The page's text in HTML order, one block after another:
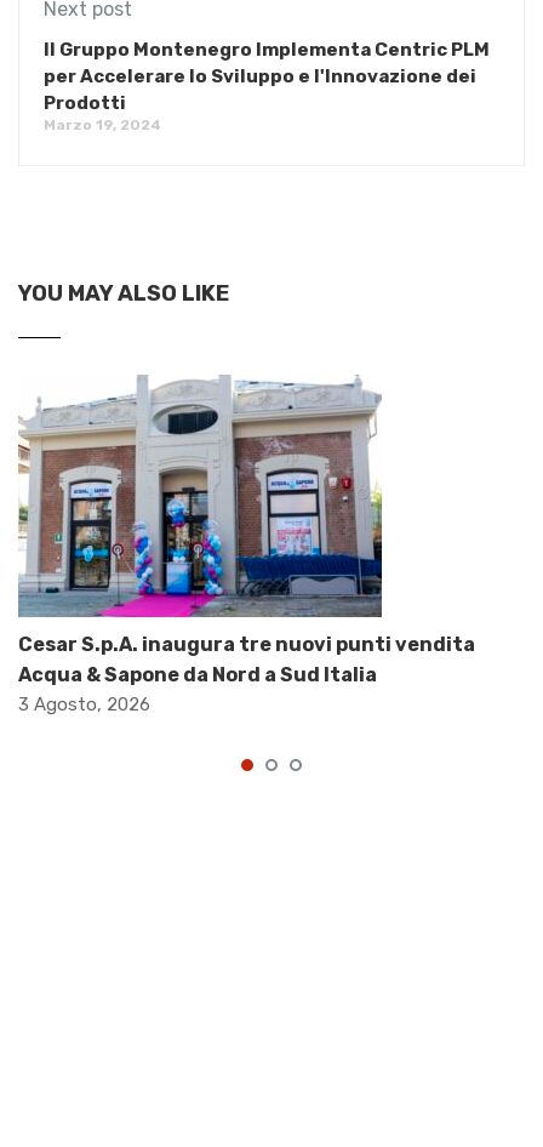
Next post
Il Gruppo Montenegro Implementa Centric PLM
per Accelerare lo Sviluppo e l'Innovazione dei
Prodotti
Marzo 19, 2024
YOU MAY ALSO LIKE
Cesar S.p.A. inaugura tre nuovi punti vendita
Acqua & Sapone da Nord a Sud Italia
3 Agosto, 2026